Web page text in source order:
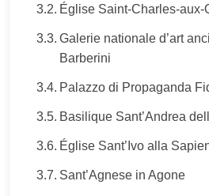
Église Saint-Charles-aux-
Galerie nationale d’art
Barberini
Palazzo di Propaganda
Basilique Sant’Andrea
Église Sant’Ivo alla
Sant’Agnese in Agone